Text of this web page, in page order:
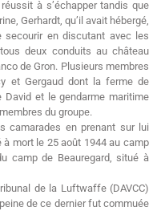
à s’échapper tandis que
Gerhardt, qu’il avait hébergé,
en discutant avec les
deux conduits au château
de Gron. Plusieurs membres
et Gergaud dont la ferme de
et le gendarme maritime
du groupe.
camarades en prenant sur lui
mort le 25 août 1944 au camp
camp de Beauregard, situé à
de la Luftwaffe (DAVCC)
de ce dernier fut commuée